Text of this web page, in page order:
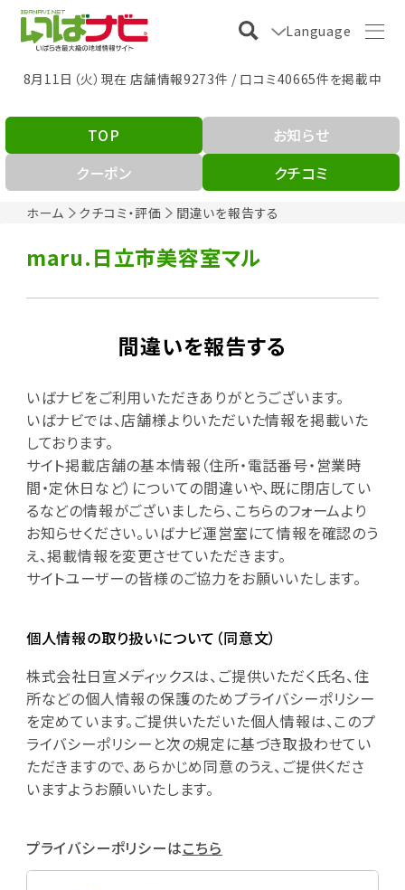
Language
8月11日（火）現在 店舗情報9273件 / 口コミ40665件を掲載中
ホーム クチコミ・評価 間違いを報告する
TOP
お知らせ
クーポン
クチコミ
maru.日立市美容室マル
間違いを報告する
いばナビをご利用いただきありがとうございます。
いばナビでは、店舗様よりいただいた情報を掲載いた
しております。
サイト掲載店舗の基本情報（住所・電話番号・営業時
間・定休日など）についての間違いや、既に閉店してい
るなどの情報がございましたら、こちらのフォームより
お知らせください。いばナビ運営室にて情報を確認のう
え、掲載情報を変更させていただきます。
サイトユーザーの皆様のご協力をお願いいたします。
個人情報の取り扱いについて（同意文）
株式会社日宣メディックスは、ご提供いただく氏名、住
所などの個人情報の保護のためプライバシーポリシー
を定めています。ご提供いただいた個人情報は、このプ
ライバシーポリシーと次の規定に基づき取扱わせてい
ただきますので、あらかじめ同意のうえ、ご提供くださ
いますようお願いいたします。
プライバシーポリシーはこちら